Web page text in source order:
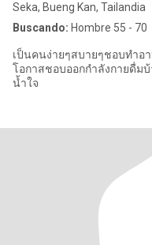
Seka, Bueng Kan, Tailandia
Buscando: Hombre 55 - 70
เป็นคนง่ายๆสบายๆชอบทำอ
โอกาสชอบออกกำลังกายดื่ม
น้ำใจ